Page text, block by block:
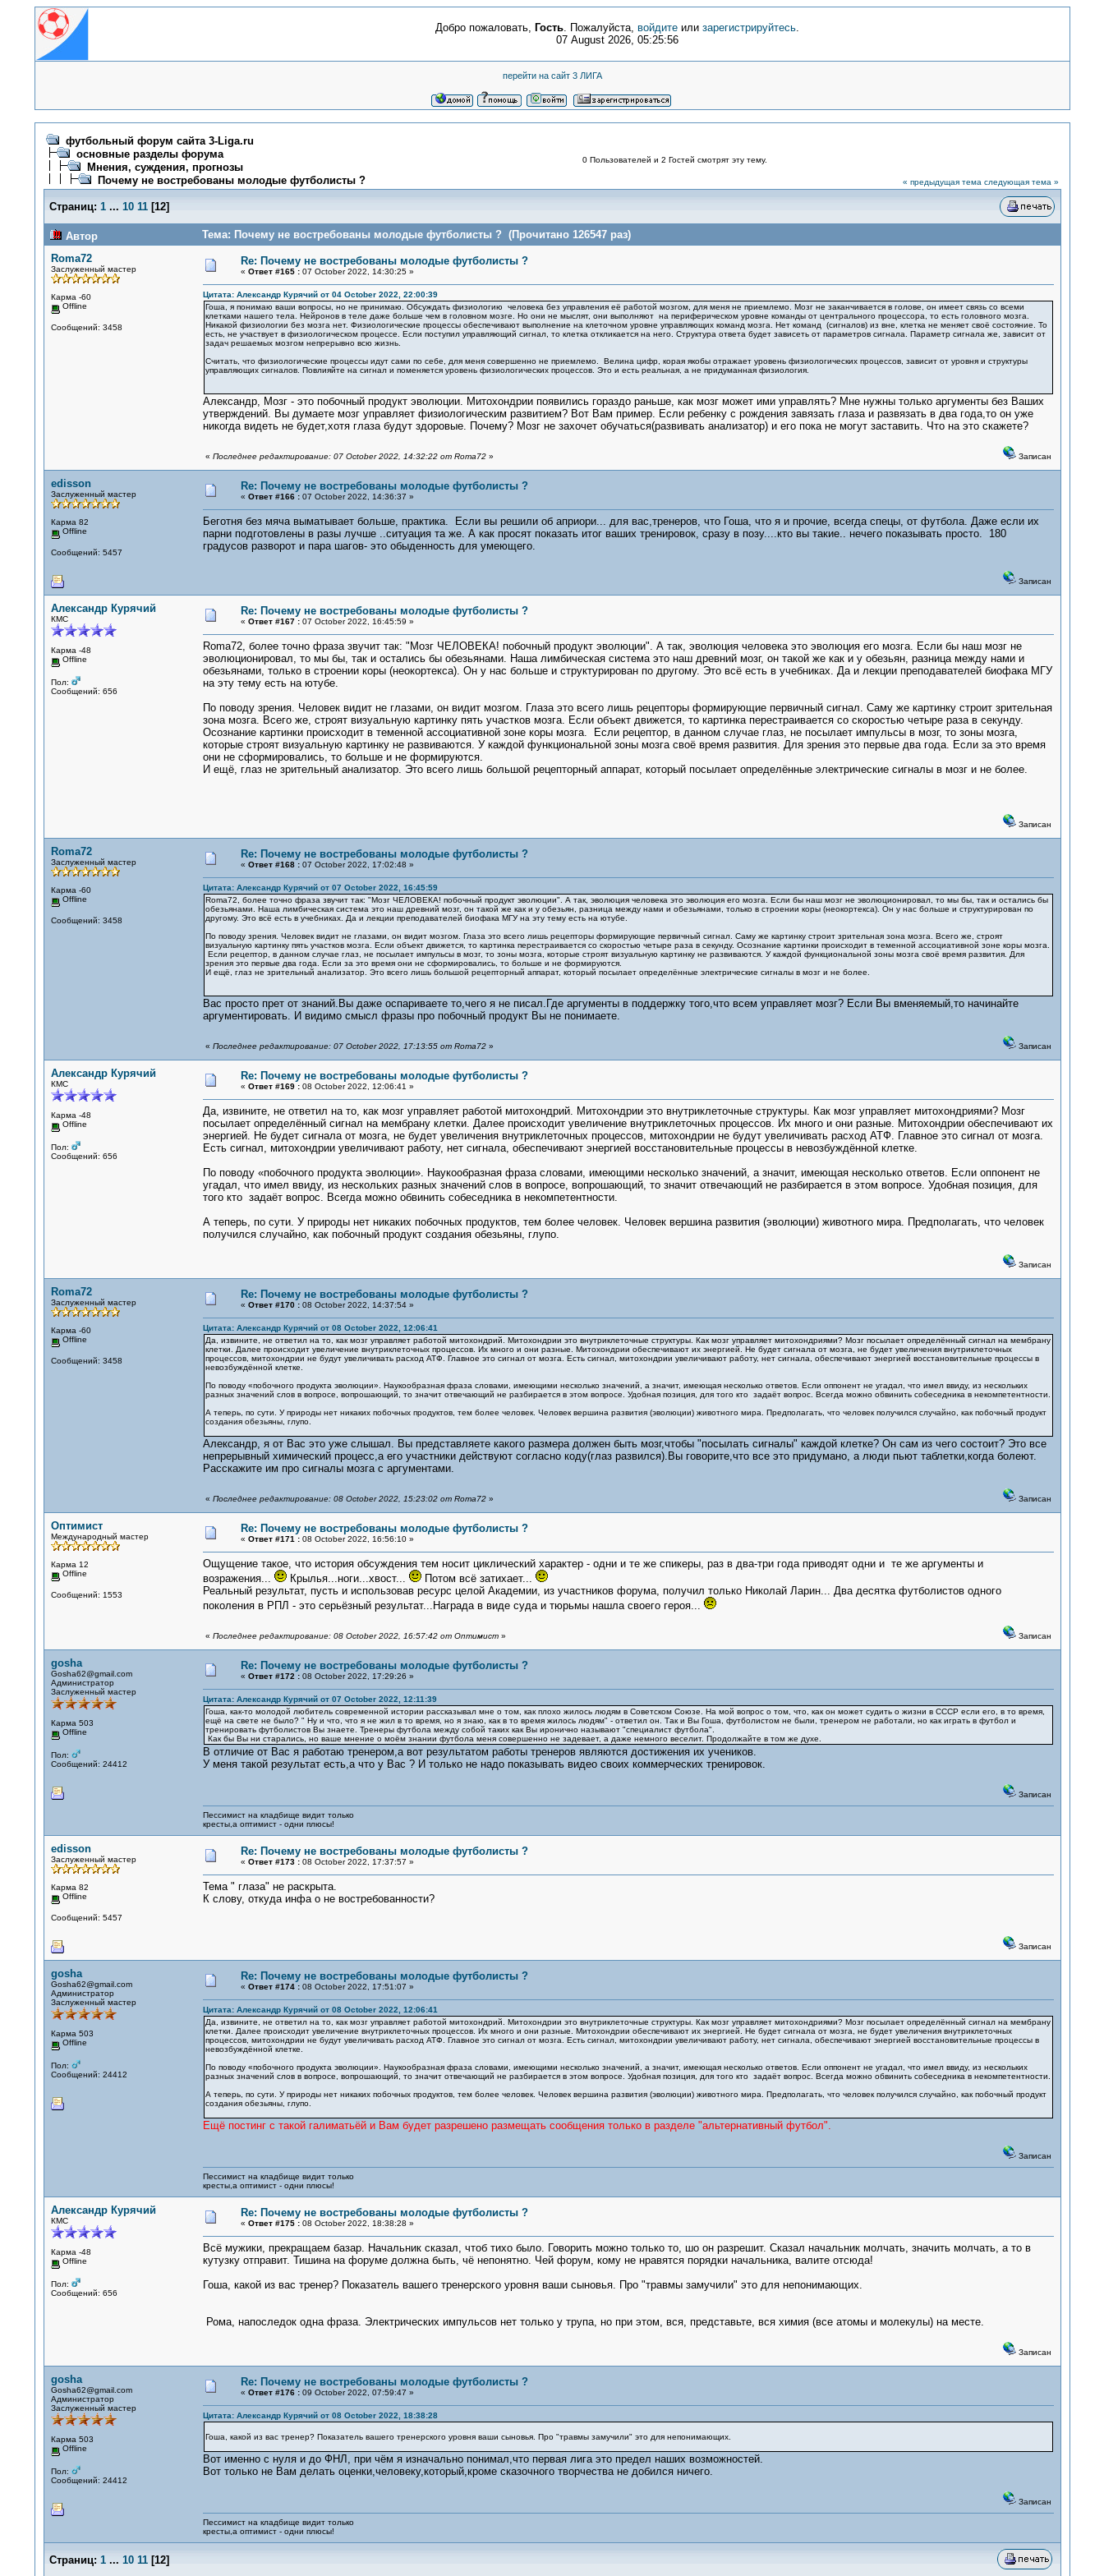
Добро пожаловать, Гость. Пожалуйста, войдите или зарегистрируйтесь.
07 August 2026, 05:25:56
перейти на сайт 3 ЛИГА
футбольный форум сайта 3-Liga.ru
основные разделы форума
Мнения, суждения, прогнозы
Почему не востребованы молодые футболисты ?
0 Пользователей и 2 Гостей смотрят эту тему.
« предыдущая тема следующая тема »
Страниц: 1 ... 10 11[12]
Автор
Тема: Почему не востребованы молодые футболисты ? (Прочитано 126547 раз)
Roma72
Заслуженный мастер
Карма -60
Offline
Сообщений: 3458
Re: Почему не востребованы молодые футболисты ?
« Ответ #165 :07 October 2022, 14:30:25 »
Цитата: Александр Курячий от 04 October 2022, 22:00:39
Гоша, я понимаю ваши вопросы, но не принимаю. Обсуждать физиологию человека без управления её работой мозгом, для меня не приемлемо. Мозг не заканчивается в голове, он имеет связь со всеми
клетками нашего тела. Нейронов в теле даже больше чем в головном мозге. Но они не мыслят, они выполняют на периферическом уровне команды от центрального процессора, то есть головного мозга.
Никакой физиологии без мозга нет. Физиологические процессы обеспечивают выполнение на клеточном уровне управляющих команд мозга. Нет команд (сигналов) из вне, клетка не меняет своё состояние. То
есть, не участвует в физиологическом процессе. Если поступил управляющий сигнал, то клетка откликается на него. Структура ответа будет зависеть от параметров сигнала. Параметр сигнала же, зависит от
задач решаемых мозгом непрерывно всю жизнь.
Считать, что физиологические процессы идут сами по себе, для меня совершенно не приемлемо. Велина цифр, корая якобы отражает уровень физиологических процессов, зависит от уровня и структуры
управляющих сигналов. Повлияйте на сигнал и поменяется уровень физиологических процессов. Это и есть реальная, а не придуманная физиология.
Александр, Мозг - это побочный продукт эволюции. Митохондрии появились гораздо раньше, как мозг может ими управлять? Мне нужны только аргументы без Ваших
утверждений. Вы думаете мозг управляет физиологическим развитием? Вот Вам пример. Если ребенку с рождения завязать глаза и развязать в два года,то он уже
никогда видеть не будет,хотя глаза будут здоровые. Почему? Мозг не захочет обучаться(развивать анализатор) и его пока не могут заставить. Что на это скажете?
« Последнее редактирование: 07 October 2022, 14:32:22 от Roma72» Записан
edisson
Заслуженный мастер
Карма 82
Offline
Сообщений: 5457
Re: Почему не востребованы молодые футболисты ?
« Ответ #166 :07 October 2022, 14:36:37 »
Беготня без мяча выматывает больше, практика. Если вы решили об априори... для вас,тренеров, что Гоша, что я и прочие, всегда спецы, от футбола. Даже если их
парни подготовлены в разы лучше ..ситуация та же. А как просят показать итог ваших тренировок, сразу в позу....кто вы такие.. нечего показывать просто. 180
градусов разворот и пара шагов- это обыденность для умеющего.
Записан
Александр Курячий
КМС
Карма -48
Offline
Пол:
Сообщений: 656
Re: Почему не востребованы молодые футболисты ?
« Ответ #167 :07 October 2022, 16:45:59 »
Roma72, более точно фраза звучит так: "Мозг ЧЕЛОВЕКА! побочный продукт эволюции". А так, эволюция человека это эволюция его мозга. Если бы наш мозг не
эволюционировал, то мы бы, так и остались бы обезьянами. Наша лимбическая система это наш древний мозг, он такой же как и у обезьян, разница между нами и
обезьянами, только в строении коры (неокортекса). Он у нас больше и структурирован по другому. Это всё есть в учебниках. Да и лекции преподавателей биофака МГУ
на эту тему есть на ютубе.
По поводу зрения. Человек видит не глазами, он видит мозгом. Глаза это всего лишь рецепторы формирующие первичный сигнал. Саму же картинку строит зрительная
зона мозга. Всего же, строят визуальную картинку пять участков мозга. Если объект движется, то картинка перестраивается со скоростью четыре раза в секунду.
Осознание картинки происходит в теменной ассоциативной зоне коры мозга. Если рецептор, в данном случае глаз, не посылает импульсы в мозг, то зоны мозга,
которые строят визуальную картинку не развиваются. У каждой функциональной зоны мозга своё время развития. Для зрения это первые два года. Если за это время
они не сформировались, то больше и не формируются.
И ещё, глаз не зрительный анализатор. Это всего лишь большой рецепторный аппарат, который посылает определённые электрические сигналы в мозг и не более.
Записан
Roma72
Заслуженный мастер
Карма -60
Offline
Сообщений: 3458
Re: Почему не востребованы молодые футболисты ?
« Ответ #168 :07 October 2022, 17:02:48 »
Цитата: Александр Курячий от 07 October 2022, 16:45:59
Roma72, более точно фраза звучит так: "Мозг ЧЕЛОВЕКА! побочный продукт эволюции". А так, эволюция человека это эволюция его мозга. Если бы наш мозг не эволюционировал, то мы бы, так и остались бы
обезьянами. Наша лимбическая система это наш древний мозг, он такой же как и у обезьян, разница между нами и обезьянами, только в строении коры (неокортекса). Он у нас больше и структурирован по
другому. Это всё есть в учебниках. Да и лекции преподавателей биофака МГУ на эту тему есть на ютубе.
По поводу зрения. Человек видит не глазами, он видит мозгом. Глаза это всего лишь рецепторы формирующие первичный сигнал. Саму же картинку строит зрительная зона мозга. Всего же, строят
визуальную картинку пять участков мозга. Если объект движется, то картинка перестраивается со скоростью четыре раза в секунду. Осознание картинки происходит в теменной ассоциативной зоне коры мозга.
Если рецептор, в данном случае глаз, не посылает импульсы в мозг, то зоны мозга, которые строят визуальную картинку не развиваются. У каждой функциональной зоны мозга своё время развития. Для
зрения это первые два года. Если за это время они не сформировались, то больше и не формируются.
И ещё, глаз не зрительный анализатор. Это всего лишь большой рецепторный аппарат, который посылает определённые электрические сигналы в мозг и не более.
Вас просто прет от знаний.Вы даже оспариваете то,чего я не писал.Где аргументы в поддержку того,что всем управляет мозг? Если Вы вменяемый,то начинайте
аргументировать. И видимо смысл фразы про побочный продукт Вы не понимаете.
« Последнее редактирование: 07 October 2022, 17:13:55 от Roma72» Записан
Александр Курячий
КМС
Карма -48
Offline
Пол:
Сообщений: 656
Re: Почему не востребованы молодые футболисты ?
« Ответ #169 :08 October 2022, 12:06:41 »
Да, извините, не ответил на то, как мозг управляет работой митохондрий. Митохондрии это внутриклеточные структуры. Как мозг управляет митохондриями? Мозг
посылает определённый сигнал на мембрану клетки. Далее происходит увеличение внутриклеточных процессов. Их много и они разные. Митохондрии обеспечивают их
энергией. Не будет сигнала от мозга, не будет увеличения внутриклеточных процессов, митохондрии не будут увеличивать расход АТФ. Главное это сигнал от мозга.
Есть сигнал, митохондрии увеличивают работу, нет сигнала, обеспечивают энергией восстановительные процессы в невозбуждённой клетке.
По поводу «побочного продукта эволюции». Наукообразная фраза словами, имеющими несколько значений, а значит, имеющая несколько ответов. Если оппонент не
угадал, что имел ввиду, из нескольких разных значений слов в вопросе, вопрошающий, то значит отвечающий не разбирается в этом вопросе. Удобная позиция, для
того кто задаёт вопрос. Всегда можно обвинить собеседника в некомпетентности.
А теперь, по сути. У природы нет никаких побочных продуктов, тем более человек. Человек вершина развития (эволюции) животного мира. Предполагать, что человек
получился случайно, как побочный продукт создания обезьяны, глупо.
Записан
Roma72
Заслуженный мастер
Карма -60
Offline
Сообщений: 3458
Re: Почему не востребованы молодые футболисты ?
« Ответ #170 :08 October 2022, 14:37:54 »
Цитата: Александр Курячий от 08 October 2022, 12:06:41
Да, извините, не ответил на то, как мозг управляет работой митохондрий. Митохондрии это внутриклеточные структуры. Как мозг управляет митохондриями? Мозг посылает определённый сигнал на мембрану
клетки. Далее происходит увеличение внутриклеточных процессов. Их много и они разные. Митохондрии обеспечивают их энергией. Не будет сигнала от мозга, не будет увеличения внутриклеточных
процессов, митохондрии не будут увеличивать расход АТФ. Главное это сигнал от мозга. Есть сигнал, митохондрии увеличивают работу, нет сигнала, обеспечивают энергией восстановительные процессы в
невозбуждённой клетке.
По поводу «побочного продукта эволюции». Наукообразная фраза словами, имеющими несколько значений, а значит, имеющая несколько ответов. Если оппонент не угадал, что имел ввиду, из нескольких
разных значений слов в вопросе, вопрошающий, то значит отвечающий не разбирается в этом вопросе. Удобная позиция, для того кто задаёт вопрос. Всегда можно обвинить собеседника в некомпетентности.
А теперь, по сути. У природы нет никаких побочных продуктов, тем более человек. Человек вершина развития (эволюции) животного мира. Предполагать, что человек получился случайно, как побочный продукт
создания обезьяны, глупо.
Александр, я от Вас это уже слышал. Вы представляете какого размера должен быть мозг,чтобы "посылать сигналы" каждой клетке? Он сам из чего состоит? Это все
непрерывный химический процесс,а его участники действуют согласно коду(глаз развился).Вы говорите,что все это придумано, а люди пьют таблетки,когда болеют.
Расскажите им про сигналы мозга с аргументами.
« Последнее редактирование: 08 October 2022, 15:23:02 от Roma72» Записан
Оптимист
Международный мастер
Карма 12
Offline
Сообщений: 1553
Re: Почему не востребованы молодые футболисты ?
« Ответ #171 :08 October 2022, 16:56:10 »
Ощущение такое, что история обсуждения тем носит циклический характер - одни и те же спикеры, раз в два-три года приводят одни и те же аргументы и
возражения...
Крылья...ноги...хвост...
Потом всё затихает...
Реальный результат, пусть и использовав ресурс целой Академии, из участников форума, получил только Николай Ларин... Два десятка футболистов одного
поколения в РПЛ - это серьёзный результат...Награда в виде суда и тюрьмы нашла своего героя...
« Последнее редактирование: 08 October 2022, 16:57:42 от Оптимист» Записан
gosha
Gosha62@gmail.com
Администратор
Заслуженный мастер
Карма 503
Offline
Пол:
Сообщений: 24412
Re: Почему не востребованы молодые футболисты ?
« Ответ #172 :08 October 2022, 17:29:26 »
Цитата: Александр Курячий от 07 October 2022, 12:11:39
Гоша, как-то молодой любитель современной истории рассказывал мне о том, как плохо жилось людям в Советском Союзе. На мой вопрос о том, что, как он может судить о жизни в СССР если его, в то время,
ещё на свете не было? " Ну и что, что я не жил в то время, но я знаю, как в то время жилось людям" - ответил он. Так и Вы Гоша, футболистом не были, тренером не работали, но как играть в футбол и
тренировать футболистов Вы знаете. Тренеры футбола между собой таких как Вы иронично называют "специалист футбола".
Как бы Вы ни старались, но ваше мнение о моём знании футбола меня совершенно не задевает, а даже немного веселит. Продолжайте в том же духе.
В отличие от Вас я работаю тренером,а вот результатом работы тренеров являются достижения их учеников.
У меня такой результат есть,а что у Вас ? И только не надо показывать видео своих коммерческих тренировок.
Записан
Пессимист на кладбище видит только
кресты,а оптимист - одни плюсы!
edisson
Заслуженный мастер
Карма 82
Offline
Сообщений: 5457
Re: Почему не востребованы молодые футболисты ?
« Ответ #173 :08 October 2022, 17:37:57 »
Тема " глаза" не раскрыта.
К слову, откуда инфа о не востребованности?
Записан
gosha
Gosha62@gmail.com
Администратор
Заслуженный мастер
Карма 503
Offline
Пол:
Сообщений: 24412
Re: Почему не востребованы молодые футболисты ?
« Ответ #174 :08 October 2022, 17:51:07 »
Цитата: Александр Курячий от 08 October 2022, 12:06:41
Да, извините, не ответил на то, как мозг управляет работой митохондрий. Митохондрии это внутриклеточные структуры. Как мозг управляет митохондриями? Мозг посылает определённый сигнал на мембрану
клетки. Далее происходит увеличение внутриклеточных процессов. Их много и они разные. Митохондрии обеспечивают их энергией. Не будет сигнала от мозга, не будет увеличения внутриклеточных
процессов, митохондрии не будут увеличивать расход АТФ. Главное это сигнал от мозга. Есть сигнал, митохондрии увеличивают работу, нет сигнала, обеспечивают энергией восстановительные процессы в
невозбуждённой клетке.
По поводу «побочного продукта эволюции». Наукообразная фраза словами, имеющими несколько значений, а значит, имеющая несколько ответов. Если оппонент не угадал, что имел ввиду, из нескольких
разных значений слов в вопросе, вопрошающий, то значит отвечающий не разбирается в этом вопросе. Удобная позиция, для того кто задаёт вопрос. Всегда можно обвинить собеседника в некомпетентности.
А теперь, по сути. У природы нет никаких побочных продуктов, тем более человек. Человек вершина развития (эволюции) животного мира. Предполагать, что человек получился случайно, как побочный продукт
создания обезьяны, глупо.
Ещё постинг с такой галиматьёй и Вам будет разрешено размещать сообщения только в разделе "альтернативный футбол".
Записан
Пессимист на кладбище видит только
кресты,а оптимист - одни плюсы!
Александр Курячий
КМС
Карма -48
Offline
Пол:
Сообщений: 656
Re: Почему не востребованы молодые футболисты ?
« Ответ #175 :08 October 2022, 18:38:28 »
Всё мужики, прекращаем базар. Начальник сказал, чтоб тихо было. Говорить можно только то, шо он разрешит. Сказал начальник молчать, значить молчать, а то в
кутузку отправит. Тишина на форуме должна быть, чё непонятно. Чей форум, кому не нравятся порядки начальника, валите отсюда!
Гоша, какой из вас тренер? Показатель вашего тренерского уровня ваши сыновья. Про "травмы замучили" это для непонимающих.
Рома, напоследок одна фраза. Электрических импульсов нет только у трупа, но при этом, вся, представьте, вся химия (все атомы и молекулы) на месте.
Записан
gosha
Gosha62@gmail.com
Администратор
Заслуженный мастер
Карма 503
Offline
Пол:
Сообщений: 24412
Re: Почему не востребованы молодые футболисты ?
« Ответ #176 :09 October 2022, 07:59:47 »
Цитата: Александр Курячий от 08 October 2022, 18:38:28
Гоша, какой из вас тренер? Показатель вашего тренерского уровня ваши сыновья. Про "травмы замучили" это для непонимающих.
Вот именно с нуля и до ФНЛ, при чём я изначально понимал,что первая лига это предел наших возможностей.
Вот только не Вам делать оценки,человеку,который,кроме сказочного творчества не добился ничего.
Записан
Пессимист на кладбище видит только
кресты,а оптимист - одни плюсы!
Страниц: 1 ... 10 11[12]